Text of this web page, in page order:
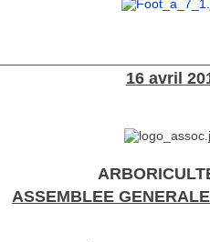
16 avril
ASSEMBLEE